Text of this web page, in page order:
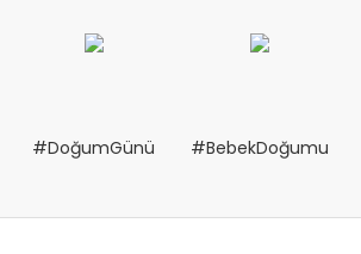
#DoğumGünü #BebekDoğumu